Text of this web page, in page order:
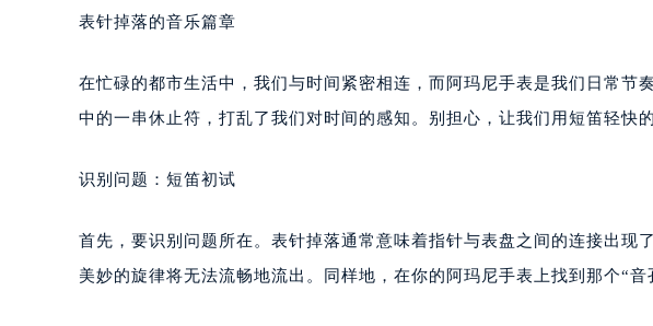
表针掉落的音乐篇章
在忙碌的都市生活中，我们与时间紧密相连，而阿玛尼手表是我们日常节
中的一串休止符，打乱了我们对时间的感知。别担心，让我们用短笛轻快
识别问题：短笛初试
首先，要识别问题所在。表针掉落通常意味着指针与表盘之间的连接出现
美妙的旋律将无法流畅地流出。同样地，在你的阿玛尼手表上找到那个“